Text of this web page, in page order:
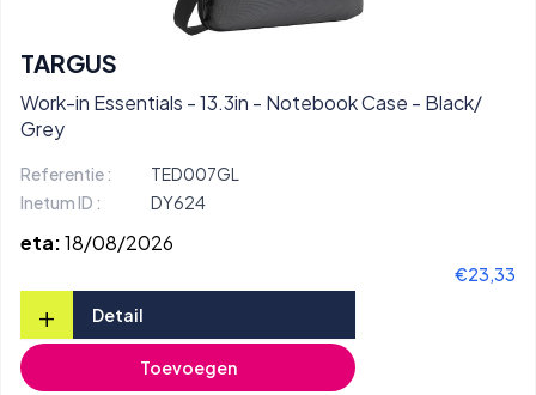
TARGUS
Work-in Essentials - 13.3in - Notebook Case - Black/
Grey
Referentie :
TED007GL
Inetum ID :
DY624
eta:18/08/2026
€23,33
+ Detail
Toevoegen